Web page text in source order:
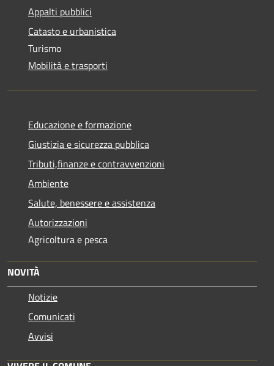
Appalti pubblici
Catasto e urbanistica
Turismo
Mobilità e trasporti
Educazione e formazione
Giustizia e sicurezza pubblica
Tributi,finanze e contravvenzioni
Ambiente
Salute, benessere e assistenza
Autorizzazioni
Agricoltura e pesca
NOVITÀ
Notizie
Comunicati
Avvisi